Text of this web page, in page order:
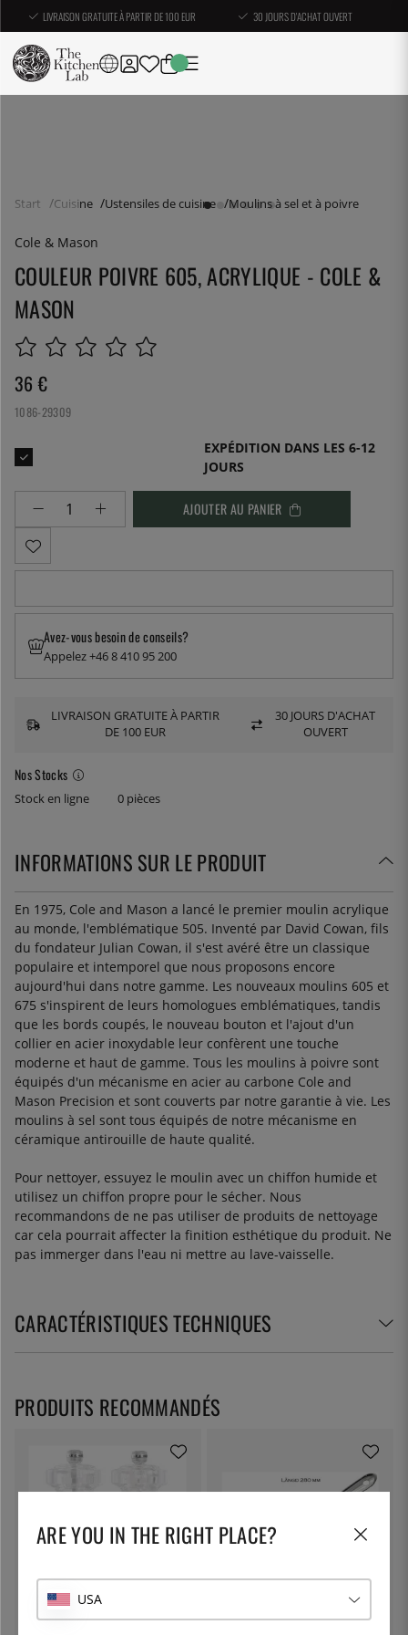
LIVRAISON GRATUITE À PARTIR DE 100 EUR 30 JOURS D'ACHAT OUVERT
Start Cuisine Ustensiles de cuisine Moulins à sel et à poivre
Cole & Mason
COULEUR POIVRE 605, ACRYLIQUE - COLE &
MASON
36 €
1086-29309
EXPÉDITION DANS LES 6-12
JOURS
AJOUTER AU PANIER
Nos Stocks
Stock en ligne 0 pièces
Avez-vous besoin de conseils?
Appelez +46 8 410 95 200
LIVRAISON GRATUITE À PARTIR
DE 100 EUR
30 JOURS D'ACHAT
OUVERT
INFORMATIONS SUR LE PRODUIT
En 1975, Cole and Mason a lancé le premier moulin acrylique
au monde, l'emblématique 505. Inventé par David Cowan, fils
du fondateur Julian Cowan, il s'est avéré être un classique
populaire et intemporel que nous proposons encore
aujourd'hui dans notre gamme. Les nouveaux moulins 605 et
675 s'inspirent de leurs homologues emblématiques, tandis
que les bords coupés, le nouveau bouton et l'ajout d'un
collier en acier inoxydable leur confèrent une touche
moderne et haut de gamme. Tous les moulins à poivre sont
équipés d'un mécanisme en acier au carbone Cole and
Mason Precision et sont couverts par notre garantie à vie. Les
moulins à sel sont tous équipés de notre mécanisme en
céramique antirouille de haute qualité.
Pour nettoyer, essuyez le moulin avec un chiffon humide et
utilisez un chiffon propre pour le sécher. Nous
recommandons de ne pas utiliser de produits de nettoyage
car cela pourrait affecter la finition esthétique du produit. Ne
pas immerger dans l'eau ni mettre au lave-vaisselle.
CARACTÉRISTIQUES TECHNIQUES
Set de modiste 605, acrylique -
Cuillère gastro / cuillère de
PRODUITS RECOMMANDÉS
ARE YOU IN THE RIGHT PLACE?
USA